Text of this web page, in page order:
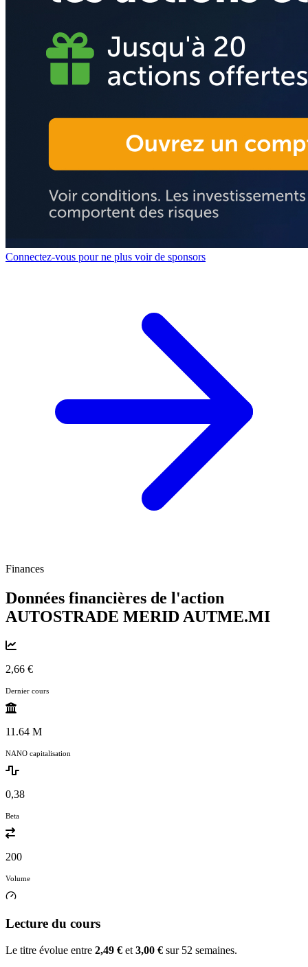
Connectez-vous pour ne plus voir de sponsors
Finances
Données financières de l'action
AUTOSTRADE MERID AUTME.MI
2,66 €
Dernier cours
11.64 M
NANO capitalisation
0,38
Beta
200
Volume
Lecture du cours
Le titre évolue entre 2,49 € et 3,00 € sur 52 semaines.